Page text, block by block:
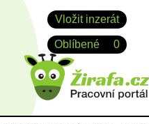
Vložit inzerát
Oblíbené 0